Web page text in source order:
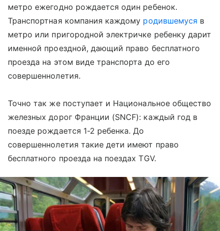
метро ежегодно рождается один ребенок.
Транспортная компания каждому родившемуся в
метро или пригородной электричке ребенку дарит
именной проездной, дающий право бесплатного
проезда на этом виде транспорта до его
совершеннолетия.
Точно так же поступает и Национальное общество
железных дорог Франции (SNCF): каждый год в
поезде рождается 1-2 ребенка. До
совершеннолетия такие дети имеют право
бесплатного проезда на поездах TGV.